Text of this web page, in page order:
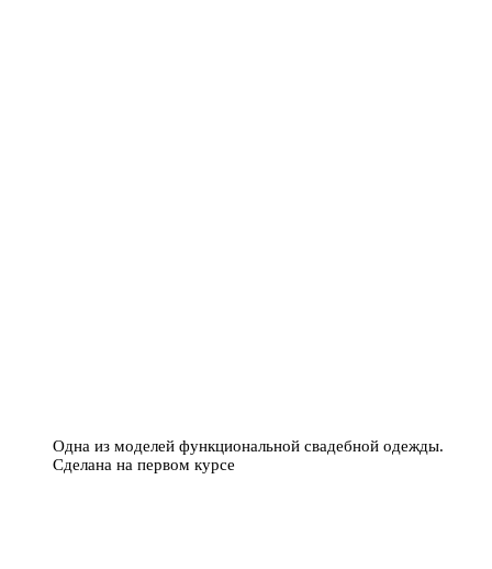
Одна из моделей функциональной свадебной одежды.
Сделана на первом курсе